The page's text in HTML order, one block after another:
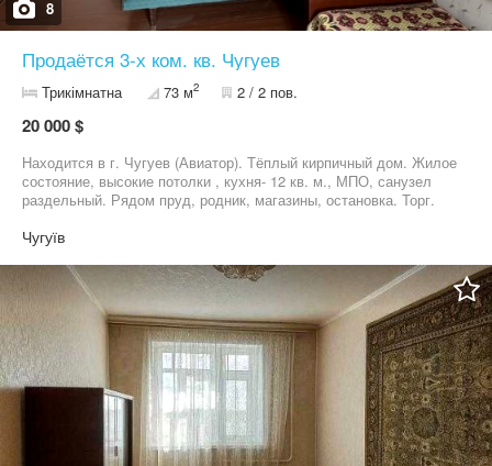
8
Продаётся 3-х ком. кв. Чугуев
Трикімнатна 73 м2 2 / 2 пов.
20 000 $
Находится в г. Чугуев (Авиатор). Тёплый кирпичный дом. Жилое
состояние, высокие потолки , кухня- 12 кв. м., МПО, санузел
раздельный. Рядом пруд, родник, магазины, остановка. Торг.
Чугуїв